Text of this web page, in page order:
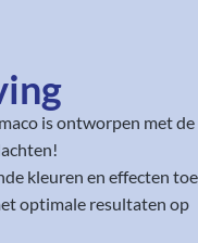
is ontworpen met de
kleuren en effecten toe
optimale resultaten op